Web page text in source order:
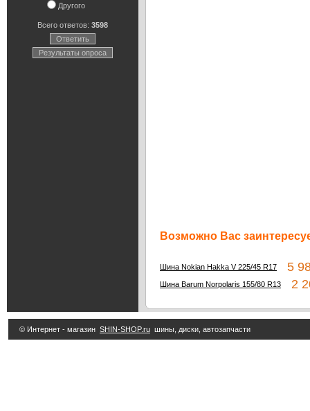
Другого
Всего ответов: 3598
Ответить
Результаты опроса
Возможно Вас
Шина Nokian Hakka V 225/45 R17 5
Шина Barum Norpolaris 155/80 R13 2
© Интернет - магазин SHIN-SHOP.ru шины, диски, автозапчасти